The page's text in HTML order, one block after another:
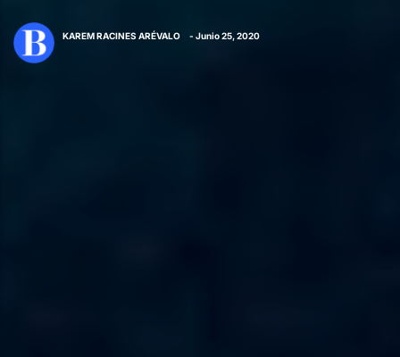
KAREM RACINES ARÉVALO - Junio 25, 2020